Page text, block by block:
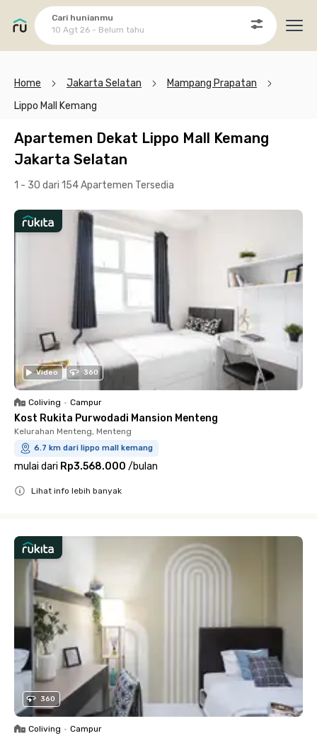
Cari hunianmu
10 Agt 26 - Belum tahu
Home Jakarta Selatan
Mampang Prapatan
Lippo Mall Kemang
Apartemen Dekat Lippo Mall Kemang
Jakarta Selatan
1 - 30 dari 154 Apartemen Tersedia
Video 360
Coliving • Campur
Kost Rukita Purwodadi Mansion Menteng
Kelurahan Menteng, Menteng
6.7 km dari lippo mall kemang
mulai dari Rp3.568.000 /bulan
Lihat info lebih banyak
360
Coliving • Campur